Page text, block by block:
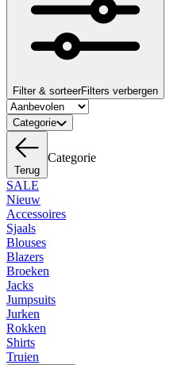
Filter & sorteerFilters verbergen
Categorie
Terug
Categorie
SALE
Nieuw
Accessoires
Sjaals
Blouses
Blazers
Broeken
Jacks
Jumpsuits
Jurken
Rokken
Shirts
Truien